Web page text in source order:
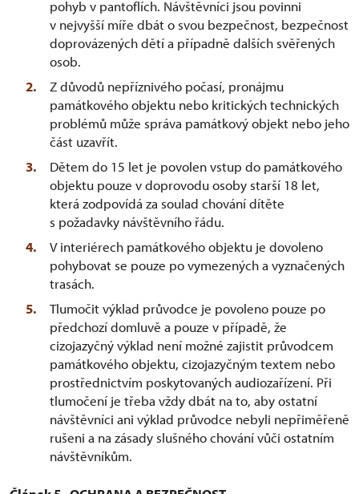
pohyb v pantoflích. Návštěvníci jsou povinni
v nejvyšší míře dbát o svou bezpečnost, bezpečnost
doprovázených dětí a případně dalších svěřených
osob.
Z důvodů nepříznivého počasí, pronájmu
památkového objektu nebo kritických technických
problémů může správa památkový objekt nebo jeho
část uzavřít.
Dětem do 15 let je povolen vstup do památkového
objektu pouze v doprovodu osoby starší 18 let,
která zodpovídá za soulad chování dítěte
s požadavky návštěvního řádu.
V interiérech památkového objektu je dovoleno
pohybovat se pouze po vymezených a vyznačených
trasách.
Tlumočit výklad průvodce je povoleno pouze po
předchozí domluvě a pouze v případě, že
cizojazyčný výklad není možné zajistit průvodcem
památkového objektu, cizojazyčným textem nebo
prostřednictvím poskytovaných audiozařízení. Při
tlumočení je třeba vždy dbát na to, aby ostatní
návštěvníci ani výklad průvodce nebyli nepřiměřeně
rušeni a na zásady slušného chování vůči ostatním
návštěvníkům.